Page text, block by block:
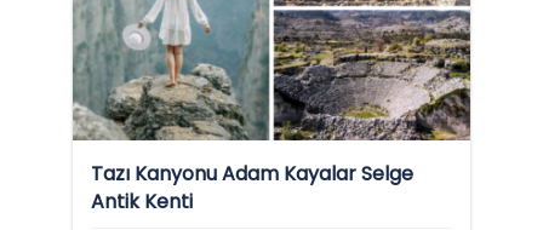
Tazı Kanyonu Adam Kayalar Selge
Antik Kenti